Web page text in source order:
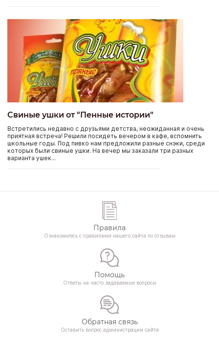
Свиные ушки от "Пенные истории"
Встретились недавно с друзьями детства, неожиданная и очень
приятная встреча! Решили посидеть вечером в кафе, вспомнить
школьные годы. Под пивко нам предложили разные снэки, среди
которых были свиные ушки. На вечер мы заказали три разных
варианта ушек...
Правила
Ознакомьтесь с правилами нашего сайта по отзывам
Помощь
Ответы на часто задаваемые вопросы
Обратная связь
Оставить вопрос администрации сайта